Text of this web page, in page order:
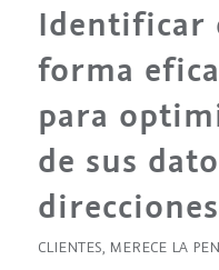
Identificar
forma
para
de sus
direcciones
CLIENTES, MERECE LA